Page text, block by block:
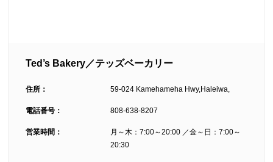
Ted’s Bakery／テッズベーカリー
住所： 59-024 Kamehameha Hwy,Haleiwa,
電話番号： 808-638-8207
営業時間：
月～木：7:00～20:00 ／金～日：7:00～
20:30